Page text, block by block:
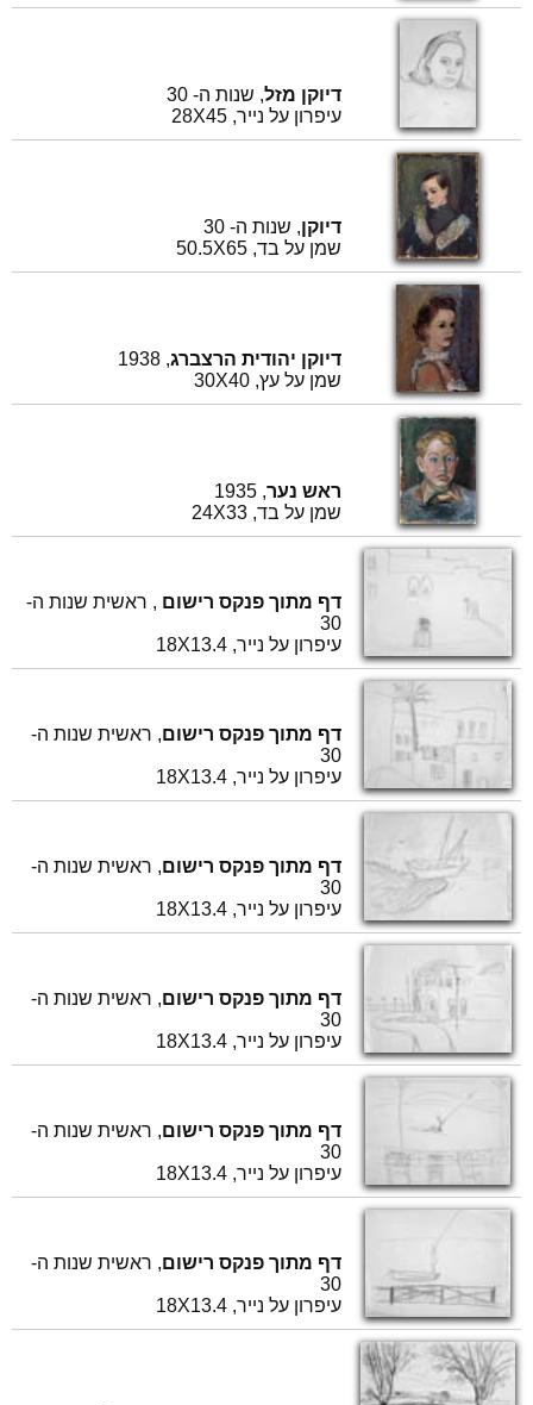
דיוקן מזל, שנות ה- 30
עיפרון על נייר, 28X45
דיוקן, שנות ה- 30
שמן על בד, 50.5X65
דיוקן יהודית הרצברג, 1938
שמן על עץ, 30X40
ראש נער, 1935
שמן על בד, 24X33
דף מתוך פנקס רישום , ראשית שנות ה-
30
עיפרון על נייר, 18X13.4
דף מתוך פנקס רישום, ראשית שנות ה-
30
עיפרון על נייר, 18X13.4
דף מתוך פנקס רישום, ראשית שנות ה-
30
עיפרון על נייר, 18X13.4
דף מתוך פנקס רישום, ראשית שנות ה-
30
עיפרון על נייר, 18X13.4
דף מתוך פנקס רישום, ראשית שנות ה-
30
עיפרון על נייר, 18X13.4
דף מתוך פנקס רישום, ראשית שנות ה-
30
עיפרון על נייר, 18X13.4